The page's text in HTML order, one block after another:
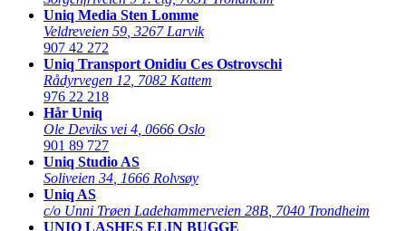
Uniq Media Sten Lomme
Veldreveien 59 3267 Larvik
907 42 272
Uniq Transport Onidiu Ces Ostrovschi
Rådyrvegen 12 7082 Kattem
976 22 218
Hår Uniq
Ole Deviks vei 4 0666 Oslo
901 89 727
Uniq Studio AS
Soliveien 34 1666 Rolvsøy
Uniq AS
c/o Unni Trøen Ladehammerveien 28B 7040 Trondheim
UNIQ LASHES ELIN BUGGE